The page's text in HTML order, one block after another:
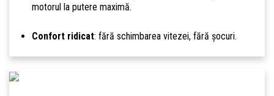
motorul la putere maximă.
Confort ridicat: fără schimbarea vitezei, fără șocuri.